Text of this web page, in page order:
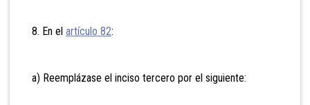
8. En el artículo 82:
a) Reemplázase el inciso tercero por el siguiente: